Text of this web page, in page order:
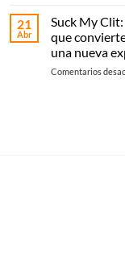
21
Abr
Suck My
que
una nueva
Comentarios